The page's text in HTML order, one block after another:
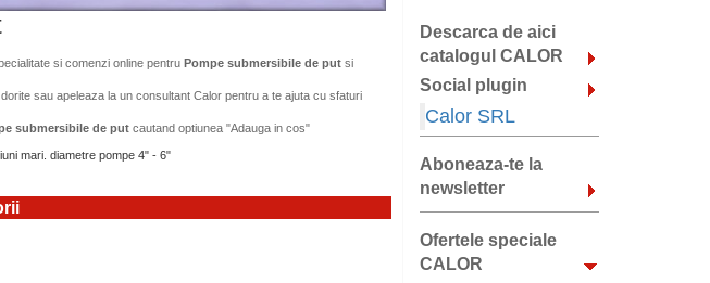
si comenzi online pentru Pompe submersibile de putsi
sau apeleaza la un consultant Calor pentru a te ajuta cu sfaturi
submersibile de putcautand optiunea "Adauga in cos"
mari. diametre pompe 4" - 6"
Descarca de aici
catalogul CALOR
Social plugin
Calor SRL
Aboneaza-te la
newsletter
Ofertele speciale
CALOR